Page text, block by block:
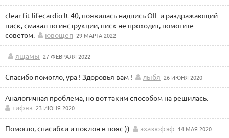
clear fit lifecardio lt 40, появилась надпись OIL и раздражающий
писк, смазал по инструкции, писк не проходит, помогите
советом.
ювощеп 29 МАРТА 2022
ящамы 27 ФЕВРАЛЯ 2022
Спасибо помогло, ура ! Здоровья вам ! лыбя 26 ИЮНЯ 2020
Аналогичная проблема, но вот таким способом на решилась.
тифяз 23 ИЮНЯ 2020
Помогло, спасибки и поклон в пояс )) эхазюфэф 14 МАЯ 2020